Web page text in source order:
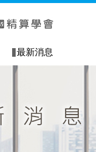
最新消息